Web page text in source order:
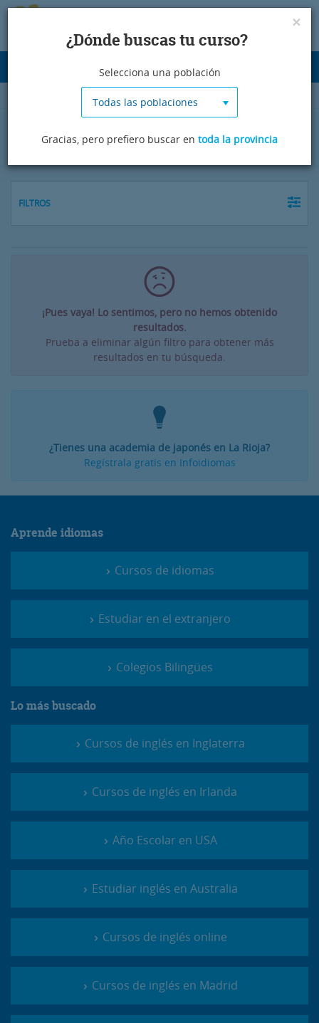
Cursos de japonés en La Rioja
FILTROS
¡Pues vaya! Lo sentimos, pero no hemos obtenido
resultados.
Prueba a eliminar algún filtro para obtener más
resultados en tu búsqueda.
¿Tienes una academia de japonés en La Rioja?
Regístrala gratis en Infoidiomas
×
¿Dónde buscas tu curso?
Selecciona una población
Todas las poblaciones
Gracias, pero prefiero buscar en toda la provincia
Aprende idiomas
Cursos de idiomas
Estudiar en el extranjero
Colegios Bilingües
Lo más buscado
Cursos de inglés en Inglaterra
Cursos de inglés en Irlanda
Año Escolar en USA
Estudiar inglés en Australia
Cursos de inglés online
Cursos de inglés en Madrid